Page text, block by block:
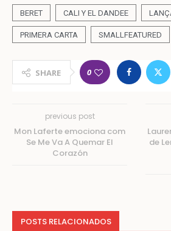
BERET CALI Y EL DANDEE
PRIMERA CARTA SMALLFEATURED
SHARE 0
previous post
Mon Laferte emociona com
Se Me Va A Quemar El
Corazón
de
POSTS RELACIONADOS